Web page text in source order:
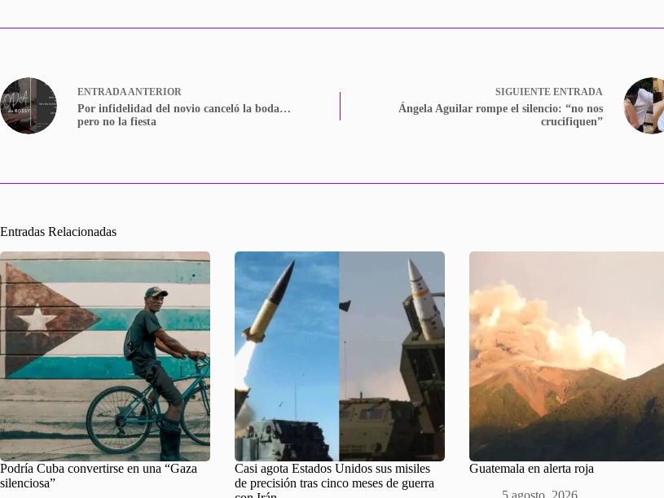
ENTRADA ANTERIOR
Por infidelidad del novio canceló la boda…
pero no la fiesta
SIGUIENTE ENTRADA
Ángela Aguilar rompe el silencio: “no nos
crucifiquen”
Entradas Relacionadas
Podría Cuba convertirse en una “Gaza
silenciosa”
Casi agota Estados Unidos sus misiles
de precisión tras cinco meses de guerra
Guatemala en alerta roja
5 agosto, 2026